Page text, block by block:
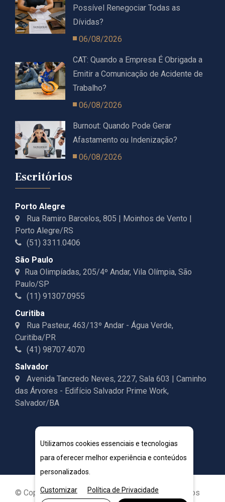
Possível Renegociar Todas as
Dívidas?
06/08/2026
CAT: Quando a Empresa É Obrigada a
Emitir a Comunicação de Acidente de
Trabalho?
06/08/2026
Burnout: Quando Pode Gerar
Afastamento ou Indenização?
06/08/2026
Escritórios
Porto Alegre
Rua Ramiro Barcelos, 805 | Moinhos de Vento |
Porto Alegre/RS
(51) 3311.0406
São Paulo
Rua Olimpíadas, 205/4º Andar, Vila Olímpia, São
Paulo/SP
(11) 91307.0955
Curitiba
Rua Pasteur, 463/13º Andar - Água Verde,
Curitiba/PR
(41) 98707.4070
Salvador
Avenida Tancredo Neves, 2227, Sala 603 | Caminho
das Árvores - Edifício Salvador Prime Work,
Salvador/BA
© Copyright 2026. DIVIA Marketing Digital. Todos os
Utilizamos cookies essenciais e tecnologias
para oferecer melhor experiência e conteúdos
personalizados.
Customizar Política de Privacidade